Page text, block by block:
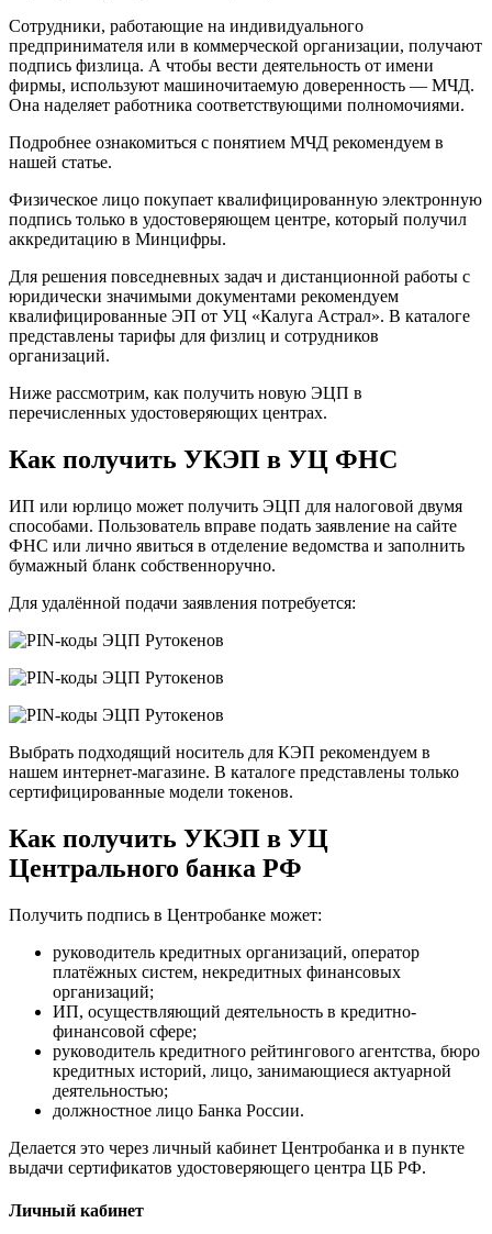
Сотрудники, работающие на индивидуального
предпринимателя или в коммерческой организации, получают
подпись физлица. А чтобы вести деятельность от имени
фирмы, используют машиночитаемую доверенность — МЧД.
Она наделяет работника соответствующими полномочиями.
Подробнее ознакомиться с понятием МЧД рекомендуем в
нашей статье.
Физическое лицо покупает квалифицированную электронную
подпись только в удостоверяющем центре, который получил
аккредитацию в Минцифры.
Для решения повседневных задач и дистанционной работы с
юридически значимыми документами рекомендуем
квалифицированные ЭП от УЦ «Калуга Астрал». В каталоге
представлены тарифы для физлиц и сотрудников
организаций.
Ниже рассмотрим, как получить новую ЭЦП в
перечисленных удостоверяющих центрах.
Как получить УКЭП в УЦ ФНС
ИП или юрлицо может получить ЭЦП для налоговой двумя
способами. Пользователь вправе подать заявление на сайте
ФНС или лично явиться в отделение ведомства и заполнить
бумажный бланк собственноручно.
Для удалённой подачи заявления потребуется:
Выбрать подходящий носитель для КЭП рекомендуем в
нашем интернет-магазине. В каталоге представлены только
сертифицированные модели токенов.
Как получить УКЭП в УЦ
Центрального банка РФ
Получить подпись в Центробанке может:
руководитель кредитных организаций, оператор
платёжных систем, некредитных финансовых
организаций;
ИП, осуществляющий деятельность в кредитно-
финансовой сфере;
руководитель кредитного рейтингового агентства, бюро
кредитных историй, лицо, занимающиеся актуарной
деятельностью;
должностное лицо Банка России.
Делается это через личный кабинет Центробанка и в пункте
выдачи сертификатов удостоверяющего центра ЦБ РФ.
Личный кабинет